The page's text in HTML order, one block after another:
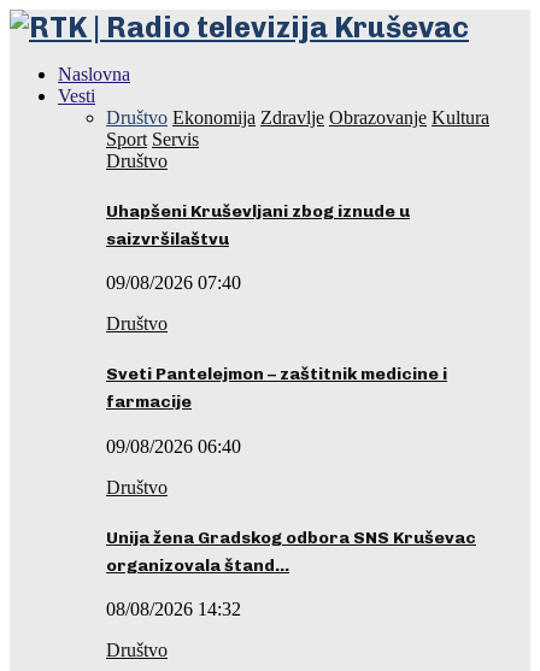
Naslovna
Vesti
Društvo Ekonomija Zdravlje Obrazovanje Kultura
Sport Servis
Društvo
Uhapšeni Kruševljani zbog iznude u
saizvršilaštvu
09/08/2026 07:40
Društvo
Sveti Pantelejmon – zaštitnik medicine i
farmacije
09/08/2026 06:40
Društvo
Unija žena Gradskog odbora SNS Kruševac
organizovala štand…
08/08/2026 14:32
Društvo